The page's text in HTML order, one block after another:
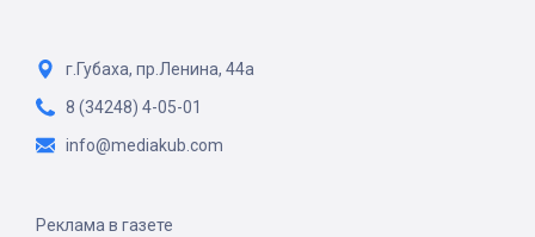
г.Губаха, пр.Ленина, 44а
8 (34248) 4-05-01
info@mediakub.com
Реклама в газете